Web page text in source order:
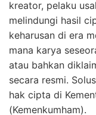
kreator, pelaku
melindungi hasil
keharusan di era
mana karya
atau bahkan
secara resmi.
hak cipta di
(Kemenkumham).